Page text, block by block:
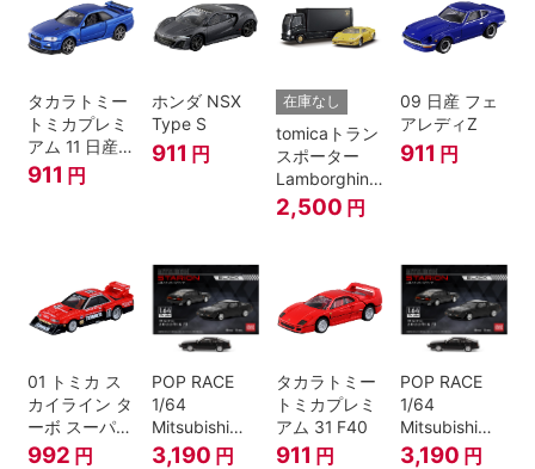
EDITION.
タカラトミー
トミカプレミ
アム 11 日産
スカイライン
GT-R V-
911 円
ホンダ NSX
Type S
911 円
在庫なし
tomicaトラン
スポーター
Lamborghini
Countach
25th
2,500 円
09 日産 フェ
アレディZ
911 円
01 トミカ ス
カイライン タ
ーボ スーパー
シルエット
992 円
POP RACE
1/64
Mitsubishi
Starion Black
3,190 円
タカラトミー
トミカプレミ
アム 31 F40
911 円
POP RACE
1/64
Mitsubishi
Starion Black
3,190 円